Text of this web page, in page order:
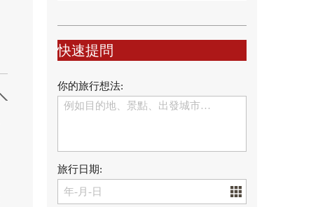
快速提問
你的旅行想法:
旅行日期: